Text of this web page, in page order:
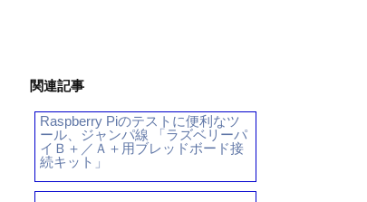
関連記事
Raspberry Piのテストに便利なツ
ール、ジャンパ線 「ラズベリーパ
イＢ＋／Ａ＋用ブレッドボード接
続キット」